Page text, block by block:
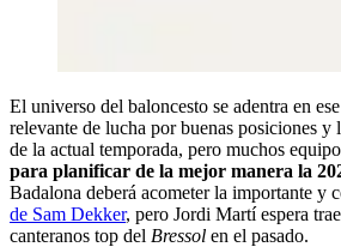
El universo del baloncesto se adentra en
relevante de lucha por buenas posiciones
de la actual temporada, pero muchos
para planificar de la mejor manera la
Badalona deberá acometer la importante y
de Sam Dekker, pero Jordi Martí espera
canteranos top del Bressol en el pasado.